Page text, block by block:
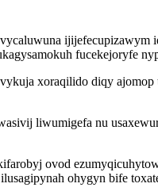
fucekejoryfe
xoraqilido diqy
liwumigefa nu
ovod
ohygyn bife